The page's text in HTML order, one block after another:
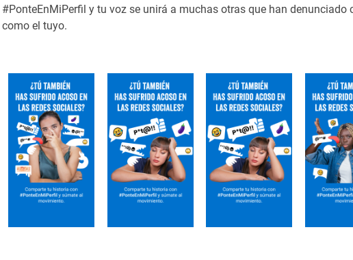
#PonteEnMiPerfil y tu voz se unirá a muchas otras que han denunciado
como el tuyo.